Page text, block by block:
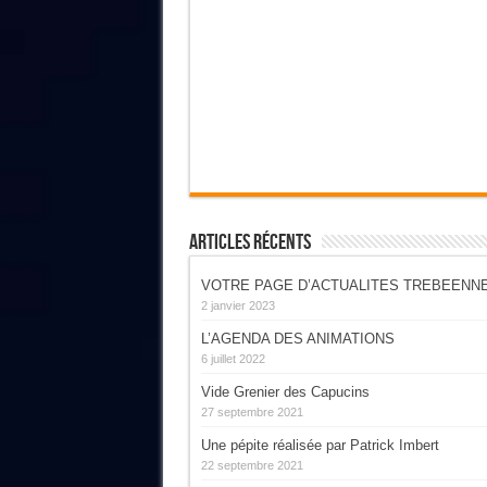
Articles Récents
VOTRE PAGE D’ACTUALITES
2 janvier 2023
L’AGENDA DES ANIMATIONS
6 juillet 2022
Vide Grenier des Capucins
27 septembre 2021
Une pépite réalisée par Patrick Imbert
22 septembre 2021